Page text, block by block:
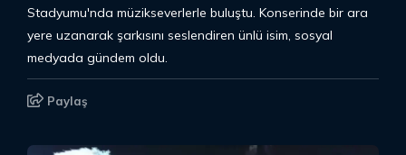
Stadyumu'nda müzikseverlerle buluştu. Konserinde bir ara
yere uzanarak şarkısını seslendiren ünlü isim, sosyal
medyada gündem oldu.
Paylaş